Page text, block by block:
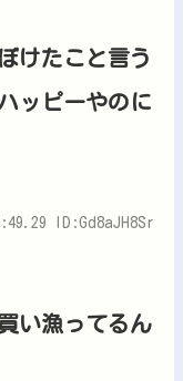
けたこと言う
ッピーやのに
ID:Gd8aJH8Sr
い漁ってるん